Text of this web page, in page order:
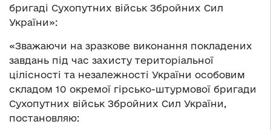
бригаді Сухопутних військ Збройних Сил
України»:
«Зважаючи на зразкове виконання покладених
завдань під час захисту територіальної
цілісності та незалежності України особовим
складом 10 окремої гірсько-штурмової бригади
Сухопутних військ Збройних Сил України,
постановляю: